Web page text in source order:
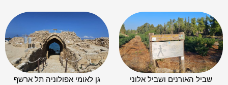
שביל האורנים ושביל אלוני
גן לאומי אפולוניה תל ארשף